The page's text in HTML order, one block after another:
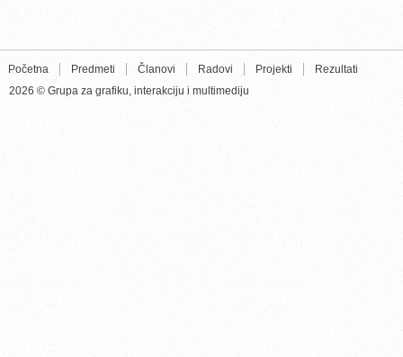
Početna Predmeti Članovi Radovi Projekti
Rezultati
2026 © Grupa za grafiku, interakciju i multimediju